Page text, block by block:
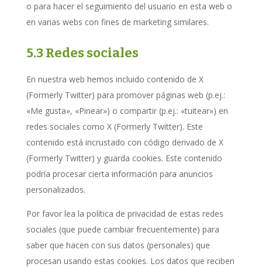
o para hacer el seguimiento del usuario en esta web o
en varias webs con fines de marketing similares.
5.3 Redes sociales
En nuestra web hemos incluido contenido de X
(Formerly Twitter) para promover páginas web (p.ej.:
«Me gusta», «Pinear») o compartir (p.ej.: «tuitear») en
redes sociales como X (Formerly Twitter). Este
contenido está incrustado con código derivado de X
(Formerly Twitter) y guarda cookies. Este contenido
podría procesar cierta información para anuncios
personalizados.
Por favor lea la política de privacidad de estas redes
sociales (que puede cambiar frecuentemente) para
saber que hacen con sus datos (personales) que
procesan usando estas cookies. Los datos que reciben